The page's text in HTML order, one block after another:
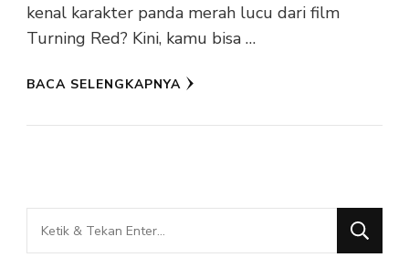
kenal karakter panda merah lucu dari film
Turning Red? Kini, kamu bisa …
BACA SELENGKAPNYA
Mencari
Sesuatu?